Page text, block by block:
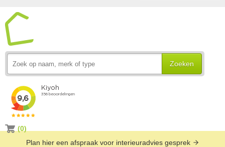
Zoeken
(0)
Plan hier een afspraak voor interieuradvies gesprek